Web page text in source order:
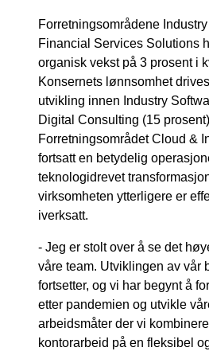
Forretningsområdene
Financial Services Solutions
organisk vekst på 3 prosent i
Konsernets lønnsomhet
utvikling innen Industry
Digital Consulting (15
Forretningsområdet Cloud &
fortsatt en betydelig
teknologidrevet
virksomheten ytterligere er
iverksatt.
- Jeg er stolt over å se det
våre team. Utviklingen av vår
fortsetter, og vi har begynt å
etter pandemien og utvikle
arbeidsmåter der vi
kontorarbeid på en fleksibel